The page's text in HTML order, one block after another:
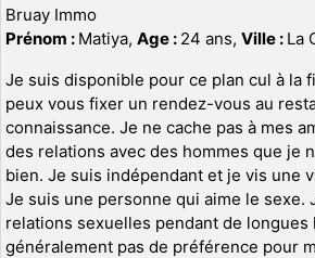
Bruay Immo
Prénom : Matiya, Age : 24 ans, Ville : La
Je suis disponible pour ce plan cul à la
peux vous fixer un rendez-vous au
connaissance. Je ne cache pas à mes
des relations avec des hommes que je
bien. Je suis indépendant et je vis une
Je suis une personne qui aime le sexe.
relations sexuelles pendant de longues
généralement pas de préférence pour